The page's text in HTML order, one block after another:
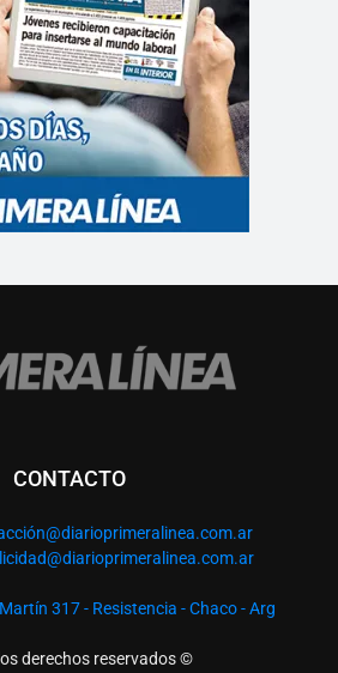
CONTACTO
n@diarioprimeralinea.com.ar
317 - Resistencia - Chaco - Arg
derechos reservados ©